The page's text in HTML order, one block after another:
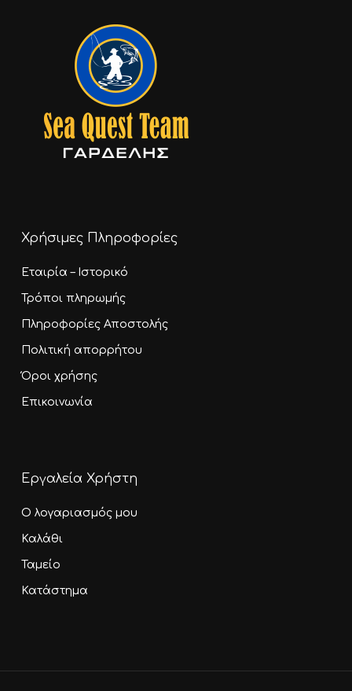
Υποσύνολο: 0,00€
Χρήσιμες Πληροφορίες
Εταιρία – Ιστορικό
Τρόποι πληρωμής
Πληροφορίες Αποστολής
Πολιτική απορρήτου
Όροι χρήσης
Επικοινωνία
Εργαλεία Χρήστη
Ο λογαριασμός μου
Καλάθι
Ταμείο
Κατάστημα